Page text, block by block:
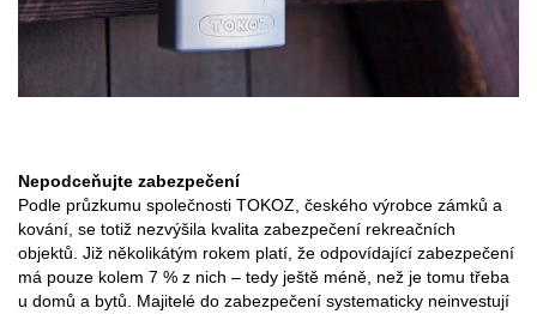
Nepodceňujte zabezpečení
Podle průzkumu společnosti TOKOZ, českého výrobce zámků a
kování, se totiž nezvýšila kvalita zabezpečení rekreačních
objektů. Již několikátým rokem platí, že odpovídající zabezpečení
má pouze kolem 7 % z nich – tedy ještě méně, než je tomu třeba
u domů a bytů. Majitelé do zabezpečení systematicky neinvestují